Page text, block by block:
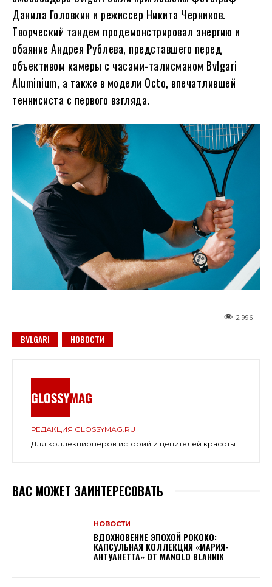
Данила Головкин и режиссер Никита Черников.
Творческий тандем продемонстрировал энергию и
обаяние Андрея Рублева, представшего перед
объективом камеры с часами-талисманом Bvlgari
Aluminium, а также в модели Octo, впечатлившей
теннисиста с первого взгляда.
2 996
BVLGARI НОВОСТИ
РЕДАКЦИЯ GLOSSYMAG.RU
Для коллекционеров историй и ценителей красоты
ВАС МОЖЕТ ЗАИНТЕРЕСОВАТЬ
НОВОСТИ
ВДОХНОВЕНИЕ ЭПОХОЙ РОКОКО:
КАПСУЛЬНАЯ КОЛЛЕКЦИЯ «МАРИЯ-
АНТУАНЕТТА» ОТ MANOLO BLAHNIK